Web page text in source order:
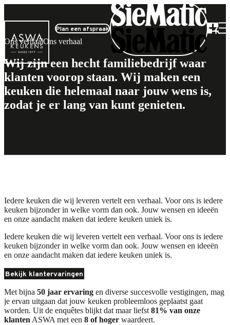
Plan een afspraak
Ons verhaalOns verhaal
Wij zijn een hecht familiebedrijf waar
klanten voorop staan. Wij maken een
keuken die helemaal naar jouw wens is,
zodat je er lang van kunt genieten.
Omdat iedere keuken bijzonder isOmdat iedere keuken bijzonder is
Iedere keuken die wij leveren vertelt een verhaal. Voor ons is iedere
keuken bijzonder in welke vorm dan ook. Jouw wensen en ideeën
en onze aandacht maken dat iedere keuken uniek is.
Iedere keuken die wij leveren vertelt een verhaal. Voor ons is iedere
keuken bijzonder in welke vorm dan ook. Jouw wensen en ideeën
en onze aandacht maken dat iedere keuken uniek is.
Bekijk klantervaringen
Met bijna 50 jaar ervaring en diverse succesvolle vestigingen, mag
je ervan uitgaan dat jouw keuken probleemloos geplaatst gaat
worden. Uit de enquêtes blijkt dat maar liefst 81% van onze
klanten ASWA met een 8 of hoger waardeert.